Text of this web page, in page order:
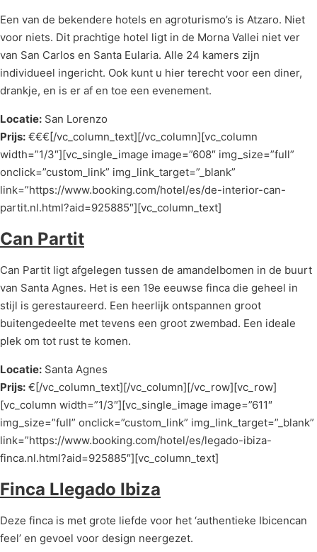
Een van de bekendere hotels en agroturismo’s is Atzaro. Niet
voor niets. Dit prachtige hotel ligt in de Morna Vallei niet ver
van San Carlos en Santa Eularia. Alle 24 kamers zijn
individueel ingericht. Ook kunt u hier terecht voor een diner,
drankje, en is er af en toe een evenement.
Locatie: San Lorenzo
Prijs: €€€[/vc_column_text][/vc_column][vc_column
width=”1/3″][vc_single_image image=”608″ img_size=”full”
onclick=”custom_link” img_link_target=”_blank”
link=”https://www.booking.com/hotel/es/de-interior-can-
partit.nl.html?aid=925885″][vc_column_text]
Can Partit
Can Partit ligt afgelegen tussen de amandelbomen in de buurt
van Santa Agnes. Het is een 19e eeuwse finca die geheel in
stijl is gerestaureerd. Een heerlijk ontspannen groot
buitengedeelte met tevens een groot zwembad. Een ideale
plek om tot rust te komen.
Locatie: Santa Agnes
Prijs: €[/vc_column_text][/vc_column][/vc_row][vc_row]
[vc_column width=”1/3″][vc_single_image image=”611″
img_size=”full” onclick=”custom_link” img_link_target=”_blank”
link=”https://www.booking.com/hotel/es/legado-ibiza-
finca.nl.html?aid=925885″][vc_column_text]
Finca Llegado Ibiza
Deze finca is met grote liefde voor het ‘authentieke Ibicencan
feel’ en gevoel voor design neergezet.